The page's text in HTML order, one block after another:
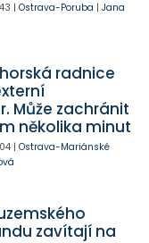
| Ostrava-Poruba | Jana
radnice
Může zachránit
několika minut
| Ostrava-Mariánské
zavítají na